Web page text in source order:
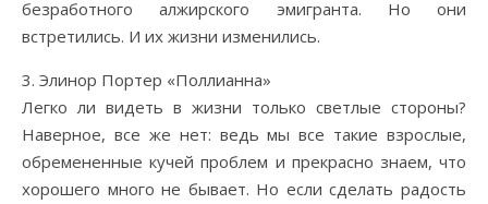
безработного алжирского эмигранта. Но они
встретились. И их жизни изменились.
3. Элинор Портер «Поллианна»
Легко ли видеть в жизни только светлые стороны?
Наверное, все же нет: ведь мы все такие взрослые,
обремененные кучей проблем и прекрасно знаем, что
хорошего много не бывает. Но если сделать радость